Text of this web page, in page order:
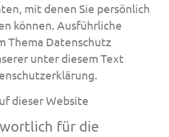
mit denen Sie persönlich
können. Ausführliche
Thema Datenschutz
unter diesem Text
dieser Website
für die